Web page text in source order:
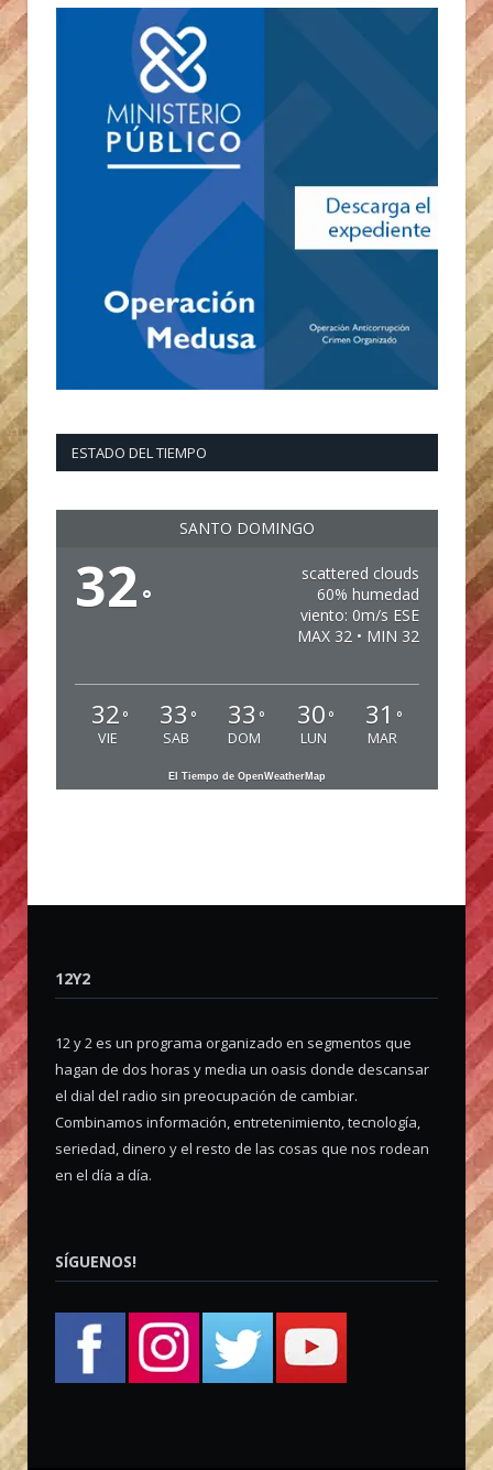
ESTADO DEL TIEMPO
SANTO DOMINGO
32 °
scattered clouds
60% humedad
viento: 0m/s ESE
MAX 32 • MIN 32
32 °
VIE
33 °
SAB
33 °
DOM
30 °
LUN
31 °
MAR
El Tiempo de OpenWeatherMap
12Y2
12 y 2 es un programa organizado en segmentos que
hagan de dos horas y media un oasis donde descansar
el dial del radio sin preocupación de cambiar.
Combinamos información, entretenimiento, tecnología,
seriedad, dinero y el resto de las cosas que nos rodean
en el día a día.
SÍGUENOS!